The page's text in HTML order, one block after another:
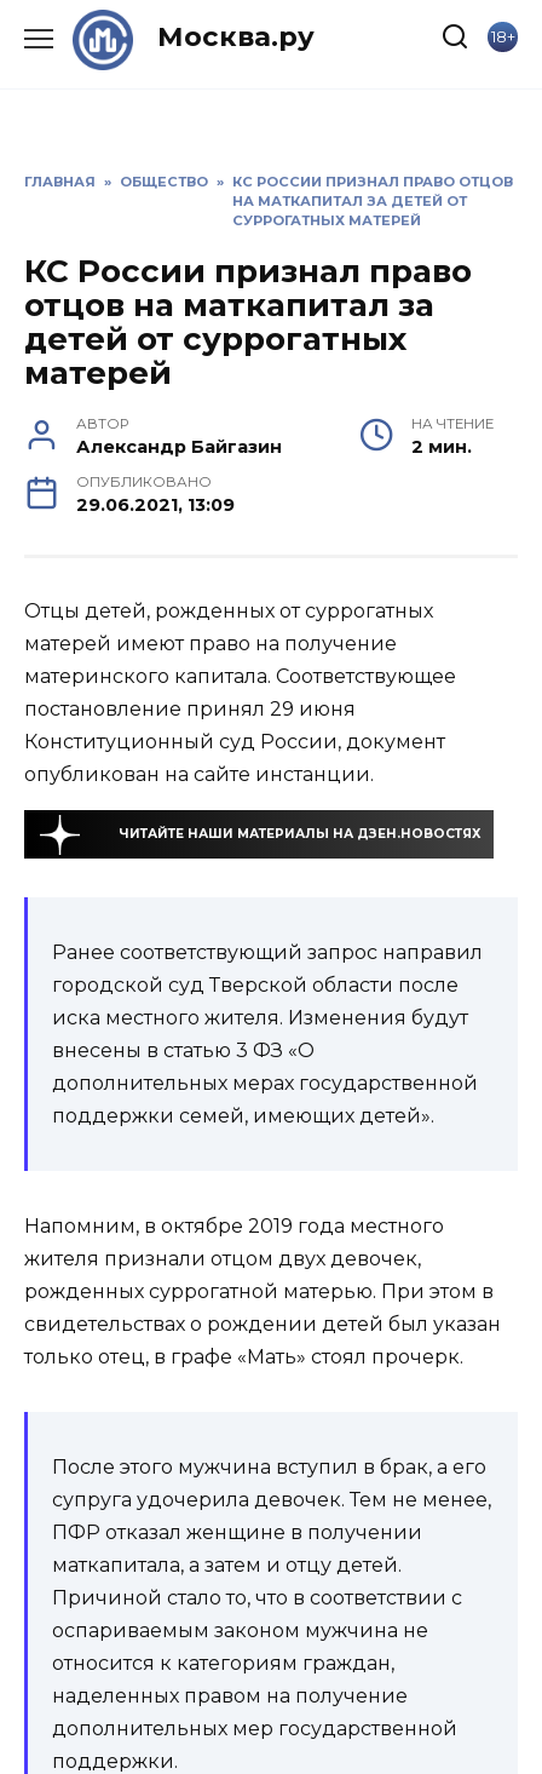
Москва.ру 18+
ГЛАВНАЯ » ОБЩЕСТВО » КС РОССИИ ПРИЗНАЛ ПРАВО ОТЦОВ
НА МАТКАПИТАЛ ЗА ДЕТЕЙ ОТ
СУРРОГАТНЫХ МАТЕРЕЙ
КС России признал право
отцов на маткапитал за
детей от суррогатных
матерей
АВТОР
Александр Байгазин
НА ЧТЕНИЕ
2 мин.
ОПУБЛИКОВАНО
29.06.2021, 13:09
Отцы детей, рожденных от суррогатных
матерей имеют право на получение
материнского капитала. Соответствующее
постановление принял 29 июня
Конституционный суд России, документ
опубликован на сайте инстанции.
ЧИТАЙТЕ НАШИ МАТЕРИАЛЫ НА ДЗЕН.НОВОСТЯХ
Ранее соответствующий запрос направил
городской суд Тверской области после
иска местного жителя. Изменения будут
внесены в статью 3 ФЗ «О
дополнительных мерах государственной
поддержки семей, имеющих детей».
Напомним, в октябре 2019 года местного
жителя признали отцом двух девочек,
рожденных суррогатной матерью. При этом в
свидетельствах о рождении детей был указан
только отец, в графе «Мать» стоял прочерк.
После этого мужчина вступил в брак, а его
супруга удочерила девочек. Тем не менее,
ПФР отказал женщине в получении
маткапитала, а затем и отцу детей.
Причиной стало то, что в соответствии с
оспариваемым законом мужчина не
относится к категориям граждан,
наделенных правом на получение
дополнительных мер государственной
поддержки.